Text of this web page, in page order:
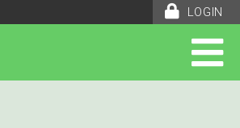
LOGIN